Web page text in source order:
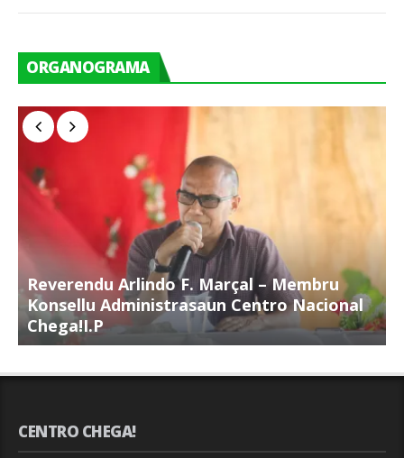
ORGANOGRAMA
Reverendu Arlindo F. Marçal – Membru
Konsellu Administrasaun Centro Nacional
Chega!I.P
CENTRO CHEGA!